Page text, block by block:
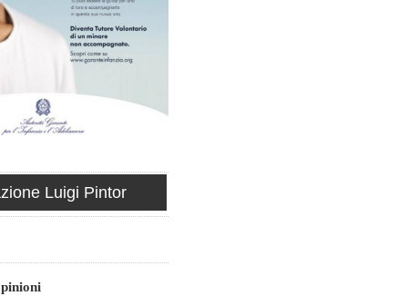
Luigi Pintor